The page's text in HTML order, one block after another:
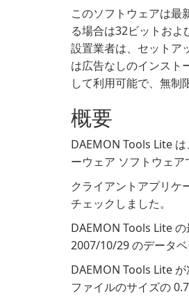
このソフトウェアは
る場合は32ビットお
設置業者は、セットア
は広告なしのインスト
して利用可能で、無制
概要
DAEMON Tools Lite は
ーウェア ソフトウェア
クライアントアプリケ
チェックしました。
DAEMON Tools Lite
2007/10/29 のデータベ
DAEMON Tools Lite
ファイルのサイズの